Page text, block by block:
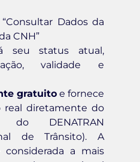
Dados da
CNH”
seu status atual,
validade e
gratuito e fornece
real diretamente do
DENATRAN
de Trânsito). A
a mais